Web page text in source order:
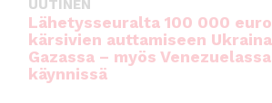
UUTINEN
Lähetysseuralta 100 000
kärsivien auttamiseen
Gazassa – myös
käynnissä